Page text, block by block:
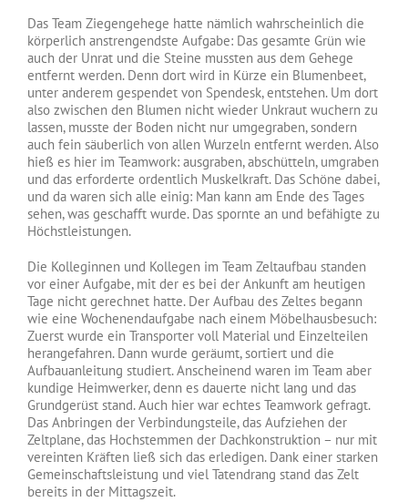
Das Team Ziegengehege hatte nämlich wahrscheinlich die
körperlich anstrengendste Aufgabe: Das gesamte Grün wie
auch der Unrat und die Steine mussten aus dem Gehege
entfernt werden. Denn dort wird in Kürze ein Blumenbeet,
unter anderem gespendet von Spendesk, entstehen. Um dort
also zwischen den Blumen nicht wieder Unkraut wuchern zu
lassen, musste der Boden nicht nur umgegraben, sondern
auch fein säuberlich von allen Wurzeln entfernt werden. Also
hieß es hier im Teamwork: ausgraben, abschütteln, umgraben
und das erforderte ordentlich Muskelkraft. Das Schöne dabei,
und da waren sich alle einig: Man kann am Ende des Tages
sehen, was geschafft wurde. Das spornte an und befähigte zu
Höchstleistungen.
Die Kolleginnen und Kollegen im Team Zeltaufbau standen
vor einer Aufgabe, mit der es bei der Ankunft am heutigen
Tage nicht gerechnet hatte. Der Aufbau des Zeltes begann
wie eine Wochenendaufgabe nach einem Möbelhausbesuch:
Zuerst wurde ein Transporter voll Material und Einzelteilen
herangefahren. Dann wurde geräumt, sortiert und die
Aufbauanleitung studiert. Anscheinend waren im Team aber
kundige Heimwerker, denn es dauerte nicht lang und das
Grundgerüst stand. Auch hier war echtes Teamwork gefragt.
Das Anbringen der Verbindungsteile, das Aufziehen der
Zeltplane, das Hochstemmen der Dachkonstruktion – nur mit
vereinten Kräften ließ sich das erledigen. Dank einer starken
Gemeinschaftsleistung und viel Tatendrang stand das Zelt
bereits in der Mittagszeit.